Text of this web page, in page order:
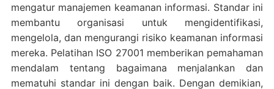
mengatur manajemen keamanan informasi. Standar ini
membantu organisasi untuk mengidentifikasi,
mengelola, dan mengurangi risiko keamanan informasi
mereka. Pelatihan ISO 27001 memberikan pemahaman
mendalam tentang bagaimana menjalankan dan
mematuhi standar ini dengan baik. Dengan demikian,